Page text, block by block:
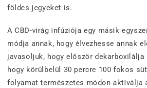
földes jegyeket is.
A CBD-virág infúziója egy másik
módja annak, hogy élvezhesse annak
javasoljuk, hogy először dekarboxilálja
hogy körülbelül 30 percre 100 fokos
folyamat természetes módon aktiválja